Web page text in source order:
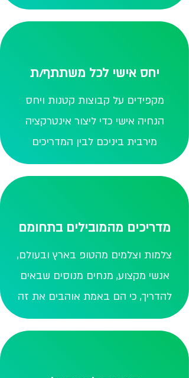
יחס אישי לכל משתתף/ת
מקפידים על קבוצות קטנות ויחס
הנחיה אישי כדי ליצור אינטרקציה
מירבית ביניכם לבין המדריכים
מדריכים מהמובילים בתחומם
צלמות וצלמים מהטופ בארץ ובעולם,
אנשי מקצוע, מנחים מנוסים שבאים
להדריך, כי הם באמת אוהבים את זה